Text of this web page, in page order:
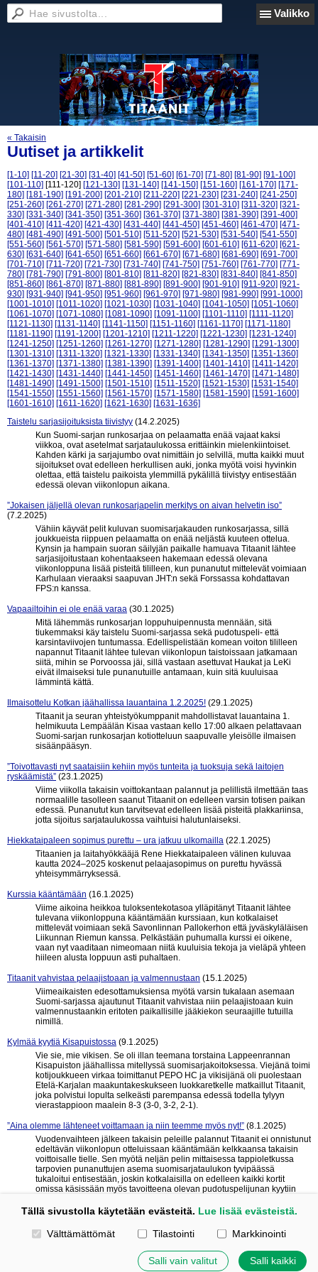
Valikko
« Takaisin
Uutiset ja artikkelit
[1-10] [11-20] [21-30] [31-40] [41-50] [51-60] [61-70] [71-80] [81-90] [91-100]
[101-110] [111-120] [121-130] [131-140] [141-150] [151-160] [161-170] [171-
180] [181-190] [191-200] [201-210] [211-220] [221-230] [231-240] [241-250]
[251-260] [261-270] [271-280] [281-290] [291-300] [301-310] [311-320] [321-
330] [331-340] [341-350] [351-360] [361-370] [371-380] [381-390] [391-400]
[401-410] [411-420] [421-430] [431-440] [441-450] [451-460] [461-470] [471-
480] [481-490] [491-500] [501-510] [511-520] [521-530] [531-540] [541-550]
[551-560] [561-570] [571-580] [581-590] [591-600] [601-610] [611-620] [621-
630] [631-640] [641-650] [651-660] [661-670] [671-680] [681-690] [691-700]
[701-710] [711-720] [721-730] [731-740] [741-750] [751-760] [761-770] [771-
780] [781-790] [791-800] [801-810] [811-820] [821-830] [831-840] [841-850]
[851-860] [861-870] [871-880] [881-890] [891-900] [901-910] [911-920] [921-
930] [931-940] [941-950] [951-960] [961-970] [971-980] [981-990] [991-1000]
[1001-1010] [1011-1020] [1021-1030] [1031-1040] [1041-1050] [1051-1060]
[1061-1070] [1071-1080] [1081-1090] [1091-1100] [1101-1110] [1111-1120]
[1121-1130] [1131-1140] [1141-1150] [1151-1160] [1161-1170] [1171-1180]
[1181-1190] [1191-1200] [1201-1210] [1211-1220] [1221-1230] [1231-1240]
[1241-1250] [1251-1260] [1261-1270] [1271-1280] [1281-1290] [1291-1300]
[1301-1310] [1311-1320] [1321-1330] [1331-1340] [1341-1350] [1351-1360]
[1361-1370] [1371-1380] [1381-1390] [1391-1400] [1401-1410] [1411-1420]
[1421-1430] [1431-1440] [1441-1450] [1451-1460] [1461-1470] [1471-1480]
[1481-1490] [1491-1500] [1501-1510] [1511-1520] [1521-1530] [1531-1540]
[1541-1550] [1551-1560] [1561-1570] [1571-1580] [1581-1590] [1591-1600]
[1601-1610] [1611-1620] [1621-1630] [1631-1636]
Taistelu sarjasijoituksista tiivistyy (14.2.2025)
Kun Suomi-sarjan runkosarjaa on pelaamatta enää vajaat kaksi
viikkoa, ovat asetelmat sarjataulukossa erittäinkin mielenkiintoiset.
Kahden kärki ja sarjajumbo ovat nimittäin jo selvillä, mutta kaikki muut
sijoitukset ovat edelleen herkullisen auki, jonka myötä voisi hyvinkin
olettaa, että taistelu paikoista ylemmillä pykälillä tiivistyy entisestään
edessä olevan viikonlopun aikana.
”Jokaisen jäljellä olevan runkosarjapelin merkitys on aivan helvetin iso”
(7.2.2025)
Vähiin käyvät pelit kuluvan suomisarjakauden runkosarjassa, sillä
joukkueista riippuen pelaamatta on enää neljästä kuuteen ottelua.
Kynsin ja hampain suoran säilyjän paikalle hamuava Titaanit lähtee
sarjasijoitustaan kohentaakseen hakemaan edessä olevana
viikonloppuna lisää pisteitä tililleen, kun punanutut mittelevät voimiaan
Karhulaan vieraaksi saapuvan JHT:n sekä Forssassa kohdattavan
FPS:n kanssa.
Vapaailtoihin ei ole enää varaa (30.1.2025)
Mitä lähemmäs runkosarjan loppuhuipennusta mennään, sitä
tiukemmaksi käy taistelu Suomi-sarjassa sekä pudotuspeli- että
karsintaviivojen tuntumassa. Edellispelistään komean voiton tililleen
napannut Titaanit lähtee tulevan viikonlopun taistoissaan jatkamaan
siitä, mihin se Porvoossa jäi, sillä vastaan asettuvat Haukat ja LeKi
eivät ilmaiseksi tule punanutuille antamaan, kuin sitä kuuluisaa
lämmintä kättä.
Ilmaisottelu Kotkan jäähallissa lauantaina 1.2.2025! (29.1.2025)
Titaanit ja seuran yhteistyökumppanit mahdollistavat lauantaina 1.
helmikuuta Lempäälän Kisaa vastaan kello 17:00 alkaen pelattavaan
Suomi-sarjan runkosarjan kotiotteluun saapuvalle yleisölle ilmaisen
sisäänpääsyn.
”Toivottavasti nyt saataisiin kehiin myös tunteita ja tuoksuja sekä laitojen
ryskäämistä” (23.1.2025)
Viime viikolla takaisin voittokantaan palannut ja pelillistä ilmettään taas
normaalille tasolleen saanut Titaanit on edelleen varsin totisen paikan
edessä. Punanutut kun tarvitsevat edelleen lisää pisteitä plakkariinsa,
jotta sijoitus sarjataulukossa vaihtuisi halutunlaiseksi.
Hiekkataipaleen sopimus purettu – ura jatkuu ulkomailla (22.1.2025)
Titaanien ja laitahyökkääjä Rene Hiekkataipaleen välinen kuluvaa
kautta 2024–2025 koskenut pelaajasopimus on purettu hyvässä
yhteisymmärryksessä.
Kurssia kääntämään (16.1.2025)
Viime aikoina heikkoa tuloksentekotasoa ylläpitänyt Titaanit lähtee
tulevana viikonloppuna kääntämään kurssiaan, kun kotkalaiset
mittelevät voimiaan sekä Savonlinnan Pallokerhon että jyväskyläläisen
Liikunnan Riemun kanssa. Pelkästään puhumalla kurssi ei oikene,
vaan nyt vaaditaan nimeomaan niitä kuuluisia tekoja ja vieläpä yhteen
hiileen alusta loppuun asti puhaltaen.
Titaanit vahvistaa pelaajistoaan ja valmennustaan (15.1.2025)
Viimeaikaisten edesottamuksiensa myötä varsin tukalaan asemaan
Suomi-sarjassa ajautunut Titaanit vahvistaa niin pelaajistoaan kuin
valmennustaankin eritoten paikallisille jääkiekon seuraajille tutuilla
nimillä.
Kylmää kyytiä Kisapuistossa (9.1.2025)
Vie sie, mie vikisen. Se oli illan teemana torstaina Lappeenrannan
Kisapuiston jäähallissa mitellyssä suomisarjakoitoksessa. Viejänä toimi
kotijoukkueen virkaa toimittanut PEPO HC ja vikisijänä oli puolestaan
Etelä-Karjalan maakuntakeskukseen luokkaretkelle matkaillut Titaanit,
joka polvistui lopulta selkeästi parempansa edessä todella tylyyn
vierastappioon maalein 8-3 (3-0, 3-2, 2-1).
”Aina olemme lähteneet voittamaan ja niin teemme myös nyt!” (8.1.2025)
Vuodenvaihteen jälkeen takaisin peleille palannut Titaanit ei onnistunut
edeltävän viikonlopun otteluissaan kääntämään kelkkaansa takaisin
voittoisalle tielle. Sen myötä neljän pelin mittaisessa tappioletkussa
tarpovien punanuttujen asema suomisarjataulukon tyvipäässä
tukaloitui entisestään, joskin kotkalaisilla on edelleen kaikki kortit
omissa käsissään myös tavoitteena olevan pudotuspelijunan kyytiin
seuraavat 10 »
Evästeet
2026 Titaanit – HK Titaanit ry | Tapiontie 69, 48600 Kotka
Tällä sivustolla käytetään evästeitä. Lue lisää evästeistä.
Valitse käytettävät evästeet
Välttämättömät Tilastointi Markkinointi
Salli vain valitut Salli kaikki